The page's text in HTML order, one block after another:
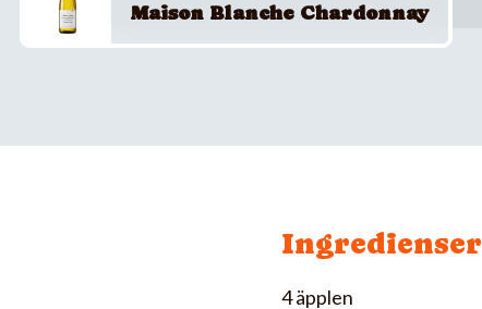
Maison Blanche Chardonnay
Ingredienser
4 äpplen